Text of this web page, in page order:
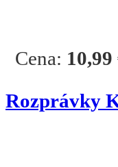
Cena: 10,99
Rozprávky